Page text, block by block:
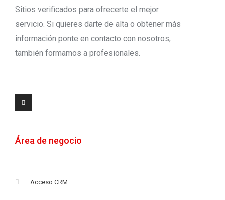
Sitios verificados para ofrecerte el mejor
servicio. Si quieres darte de alta o obtener más
información ponte en contacto con nosotros,
también formamos a profesionales.
Área de negocio
Acceso CRM